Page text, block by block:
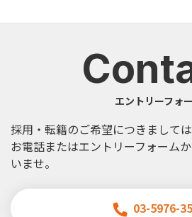
エントリーフォ
採用・転籍のご希望につきましては
お電話またはエントリーフォーム
いませ。
03-5976-